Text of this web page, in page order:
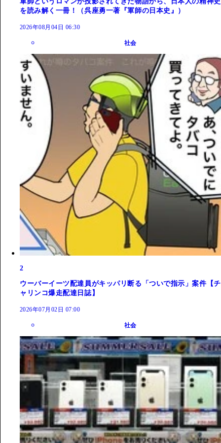
を読み解く一冊！（呉座勇一著『軍師の日本史』）
2026年08月04日 06:30
社会
2
ウーバーイーツ配達員がキッパリ断る「ついで指示」案件【チ
ャリンコ爆走配達日誌】
2026年07月02日 07:00
社会